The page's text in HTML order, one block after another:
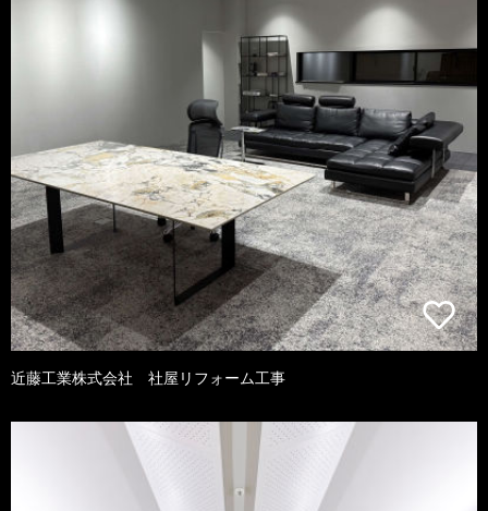
近藤工業株式会社 社屋リフォーム工事